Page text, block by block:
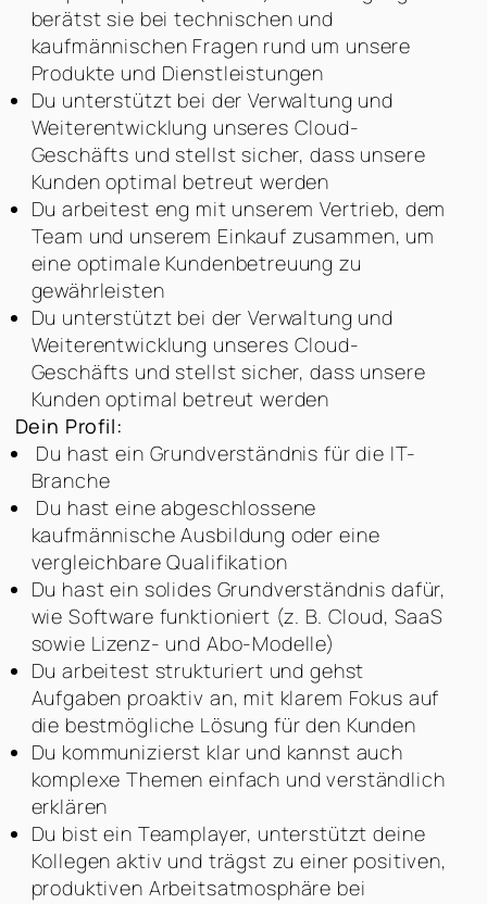
berätst sie bei technischen und
kaufmännischen Fragen rund um unsere
Produkte und Dienstleistungen
Du unterstützt bei der Verwaltung und
Weiterentwicklung unseres Cloud-
Geschäfts und stellst sicher, dass unsere
Kunden optimal betreut werden
Du arbeitest eng mit unserem Vertrieb, dem
Team und unserem Einkauf zusammen, um
eine optimale Kundenbetreuung zu
gewährleisten
Du unterstützt bei der Verwaltung und
Weiterentwicklung unseres Cloud-
Geschäfts und stellst sicher, dass unsere
Kunden optimal betreut werden
Dein Profil:
Du hast ein Grundverständnis für die IT-
Branche
Du hast eine abgeschlossene
kaufmännische Ausbildung oder eine
vergleichbare Qualifikation
Du hast ein solides Grundverständnis dafür,
wie Software funktioniert (z. B. Cloud, SaaS
sowie Lizenz- und Abo-Modelle)
Du arbeitest strukturiert und gehst
Aufgaben proaktiv an, mit klarem Fokus auf
die bestmögliche Lösung für den Kunden
Du kommunizierst klar und kannst auch
komplexe Themen einfach und verständlich
erklären
Du bist ein Teamplayer, unterstützt deine
Kollegen aktiv und trägst zu einer positiven,
produktiven Arbeitsatmosphäre bei